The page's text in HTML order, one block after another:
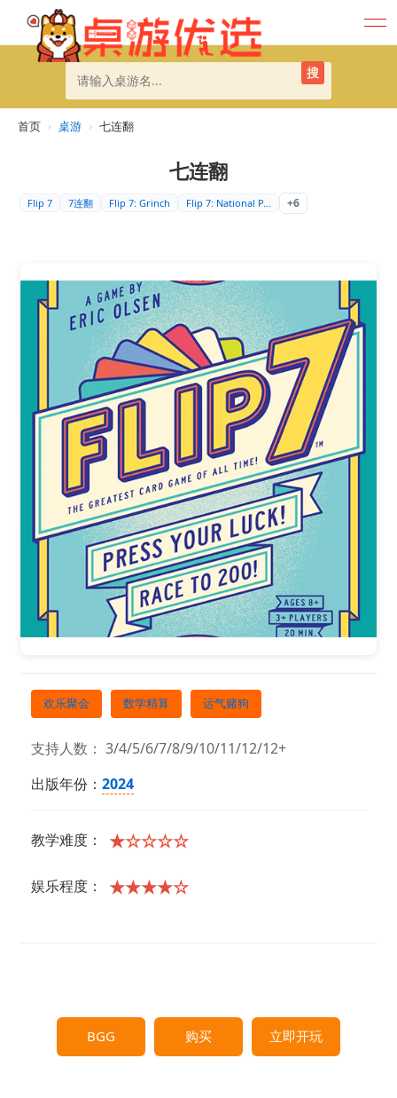
搜
首页 › 桌游 › 七连翻
七连翻
Flip 7 7连翻 Flip 7: Grinch Flip 7: National P… +6
欢乐聚会 数学精算 运气赌狗
支持人数： 3/4/5/6/7/8/9/10/11/12/12+
出版年份： 2024
教学难度： ★☆☆☆☆
娱乐程度： ★★★★☆
BGG 购买 立即开玩